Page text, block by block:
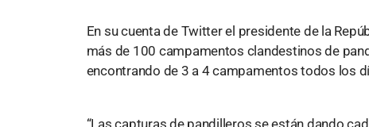
En su cuenta de Twitter el presidente de la
más de 100 campamentos clandestinos de
encontrando de 3 a 4 campamentos todos los
“Las capturas de pandilleros se están dando